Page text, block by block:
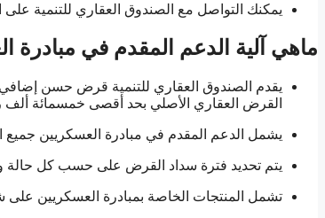
يمكنك التواصل مع الصندوق العقاري للتنمية على الرقم
ماهي آلية الدعم المقدم في مبادرة
القرض العقاري الأصلي بحد أقصى خمسمائة ألف
يشمل الدعم المقدم في مبادرة العسكريين
يتم تحديد فترة سداد القرض على حسب كل حالة
تشمل المنتجات الخاصة بمبادرة العسكريين على